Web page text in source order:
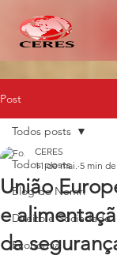
Post
Todos posts
Blog do Nemri
Direito e Sociedade
Economia
Todos posts
União
e
da
CERES
11 de mai. 5 min